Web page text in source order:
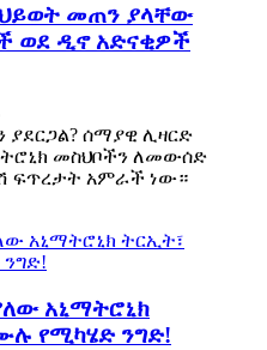
መጠን ያላቸው
ወደ ዲኖ አድናቂዎች
ሰማያዊ ሊዛርድ
መስህቦችን ለመውሰድ
ፍጥረታት አምራች ነው።
አኒማትሮኒክ
የሚካሄድ ንግድ!